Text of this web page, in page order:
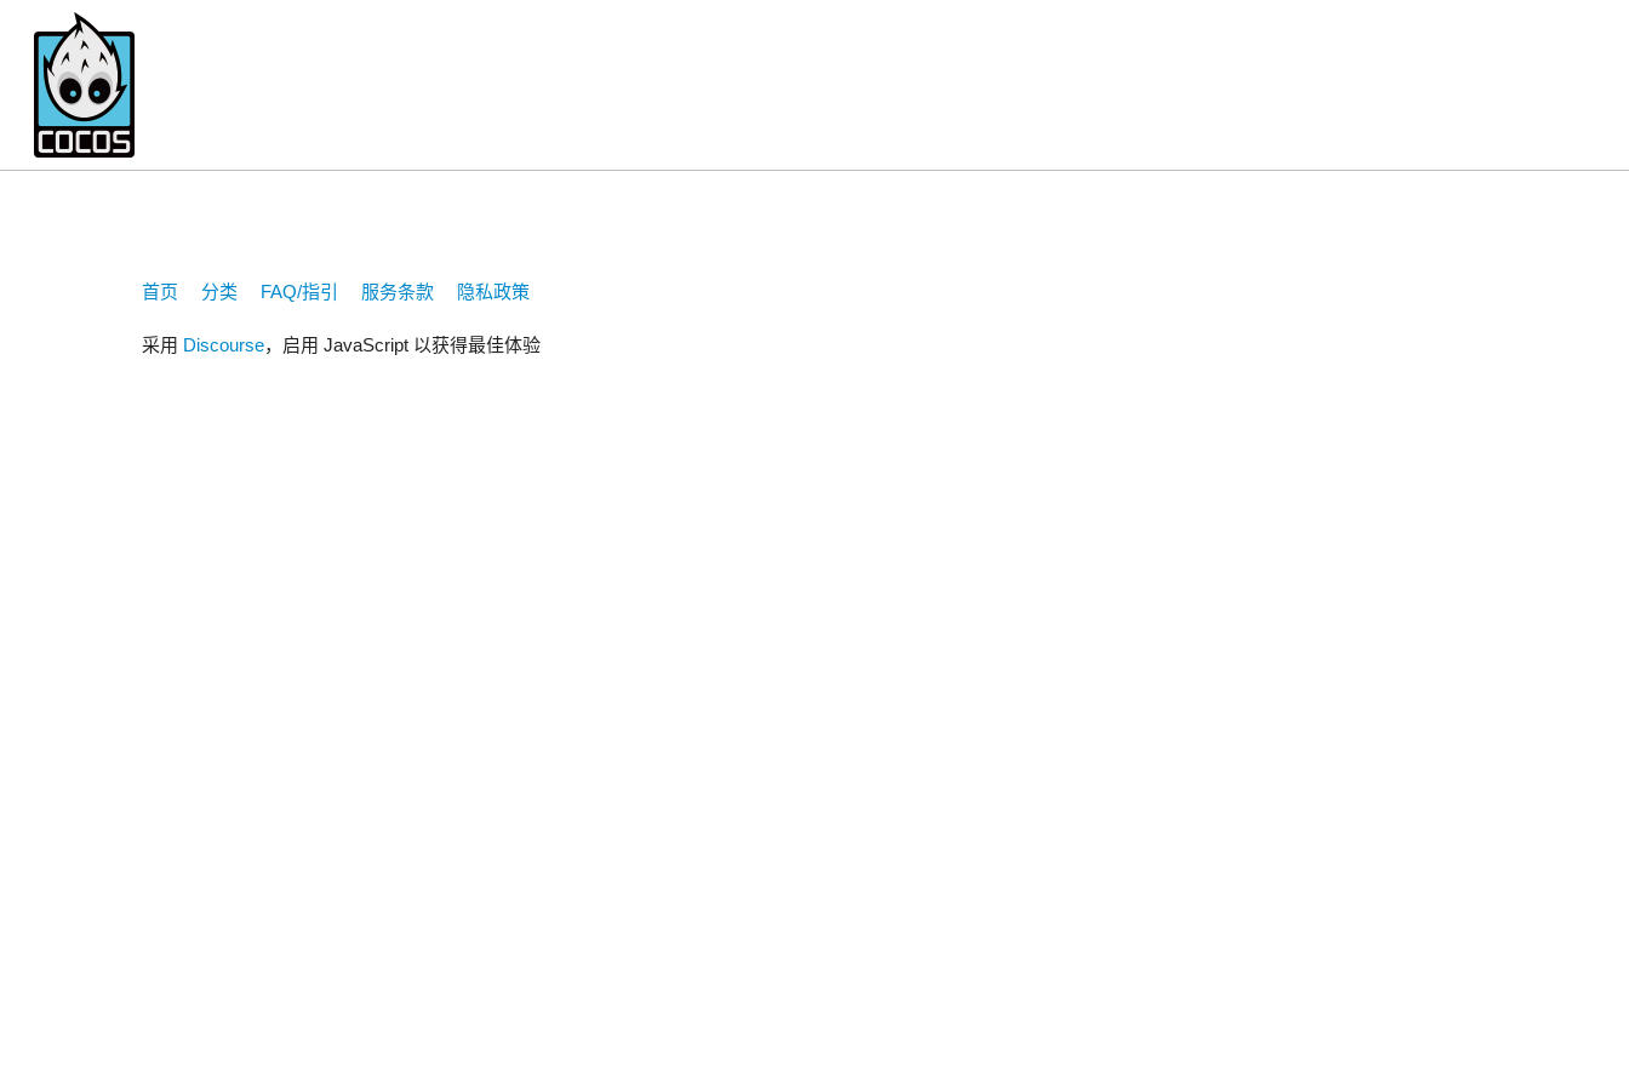
首页 分类 FAQ/指引 服务条款 隐私政策
采用 Discourse，启用 JavaScript 以获得最佳体验